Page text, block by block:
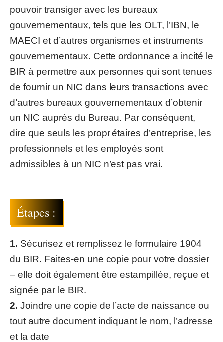
pouvoir transiger avec les bureaux
gouvernementaux, tels que les OLT, l’IBN, le
MAECI et d’autres organismes et instruments
gouvernementaux. Cette ordonnance a incité le
BIR à permettre aux personnes qui sont tenues
de fournir un NIC dans leurs transactions avec
d’autres bureaux gouvernementaux d’obtenir
un NIC auprès du Bureau. Par conséquent,
dire que seuls les propriétaires d’entreprise, les
professionnels et les employés sont
admissibles à un NIC n’est pas vrai.
Étapes :
1. Sécurisez et remplissez le formulaire 1904
du BIR. Faites-en une copie pour votre dossier
– elle doit également être estampillée, reçue et
signée par le BIR.
2. Joindre une copie de l’acte de naissance ou
tout autre document indiquant le nom, l’adresse
et la date